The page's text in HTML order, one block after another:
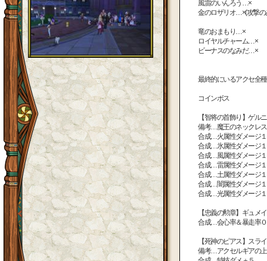
風雷のいんろう…×
金のロザリオ…×(攻撃の
竜のおまもり…×
ロイヤルチャーム…×
ビーナスのなみだ…×
最終的にいるアクセ全
コインボス
【智将の首飾り】ゲル
備考…魔王のネックレ
合成…火属性ダメージ
合成…氷属性ダメージ
合成…風属性ダメージ
合成…雷属性ダメージ
合成…土属性ダメージ
合成…闇属性ダメージ
合成…光属性ダメージ
【忠義の勲章】ギュメイ
合成…会心率＆暴走率０
【死神のピアス】スラ
備考…アクセルギアの